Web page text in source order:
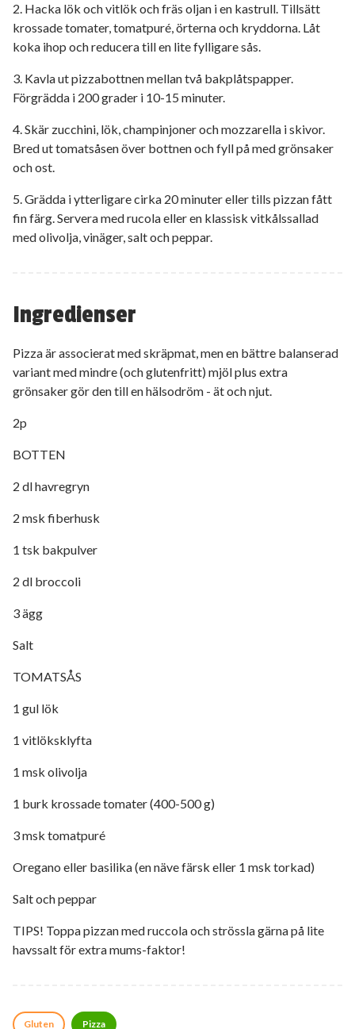
Ingredienser
Pizza är associerat med skräpmat, men en bättre balanserad
variant med mindre (och glutenfritt) mjöl plus extra
grönsaker gör den till en hälsodröm - ät och njut.
2p
BOTTEN
2 dl havregryn
2 msk fiberhusk
1 tsk bakpulver
2 dl broccoli
3 ägg
Salt
TOMATSÅS
1 gul lök
1 vitlöksklyfta
1 msk olivolja
1 burk krossade tomater (400-500 g)
3 msk tomatpuré
Oregano eller basilika (en näve färsk eller 1 msk torkad)
Salt och peppar
TIPS! Toppa pizzan med ruccola och strössla gärna på lite
havssalt för extra mums-faktor!
2. Hacka lök och vitlök och fräs oljan i en kastrull. Tillsätt
krossade tomater, tomatpuré, örterna och kryddorna. Låt
koka ihop och reducera till en lite fylligare sås.
3. Kavla ut pizzabottnen mellan två bakplåtspapper.
Förgrädda i 200 grader i 10-15 minuter.
4. Skär zucchini, lök, champinjoner och mozzarella i skivor.
Bred ut tomatsåsen över bottnen och fyll på med grönsaker
och ost.
5. Grädda i ytterligare cirka 20 minuter eller tills pizzan fått
fin färg. Servera med rucola eller en klassisk vitkålssallad
med olivolja, vinäger, salt och peppar.
Gluten Pizza